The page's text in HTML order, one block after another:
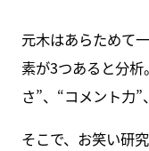
元木はあらためて
素が3つあると分
さ”、“コメント力”
そこで、お笑い研